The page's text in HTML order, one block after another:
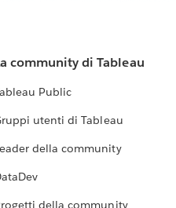
community di Tableau
Public
utenti di Tableau
della community